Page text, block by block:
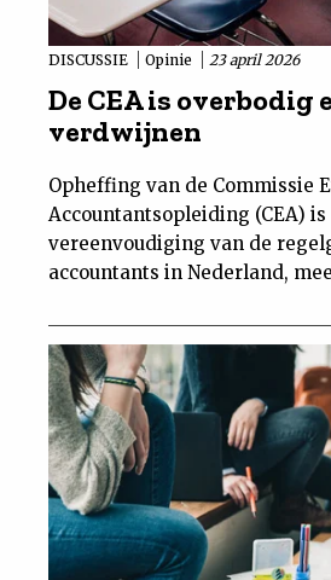
DISCUSSIE Opinie 23 april 2026
De CEA is overbodig
verdwijnen
Opheffing van de Commissie
Accountantsopleiding (CEA)
vereenvoudiging van de
accountants in Nederland,